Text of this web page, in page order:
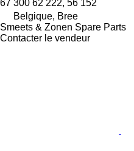
67 300 62 222, 56 152
Belgique, Bree
Smeets & Zonen Spare Parts
Contacter le vendeur